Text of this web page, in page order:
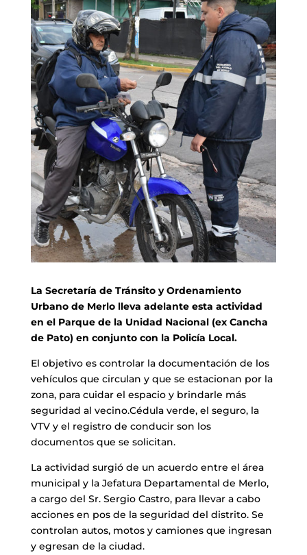
La Secretaría de Tránsito y Ordenamiento
Urbano de Merlo lleva adelante esta actividad
en el Parque de la Unidad Nacional (ex Cancha
de Pato) en conjunto con la Policía Local.
El objetivo es controlar la documentación de los
vehículos que circulan y que se estacionan por la
zona, para cuidar el espacio y brindarle más
seguridad al vecino.Cédula verde, el seguro, la
VTV y el registro de conducir son los
documentos que se solicitan.
La actividad surgió de un acuerdo entre el área
municipal y la Jefatura Departamental de Merlo,
a cargo del Sr. Sergio Castro, para llevar a cabo
acciones en pos de la seguridad del distrito. Se
controlan autos, motos y camiones que ingresan
y egresan de la ciudad.